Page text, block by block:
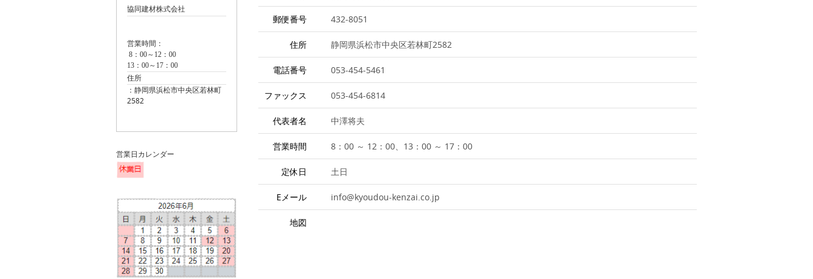
郵便番号 432-8051
住所 静岡県浜松市中央区若林町2582
電話番号 053-454-5461
ファックス 053-454-6814
代表者名 中澤将夫
営業時間 8：00 ～ 12：00、13：00 ～ 17：00
定休日 土日
Eメール info@kyoudou-kenzai.co.jp
地図
協同建材株式会社
営業時間：
8：00～12：00
13：00～17：00
住所
：静岡県浜松市中央区若林町
2582
営業日カレンダー